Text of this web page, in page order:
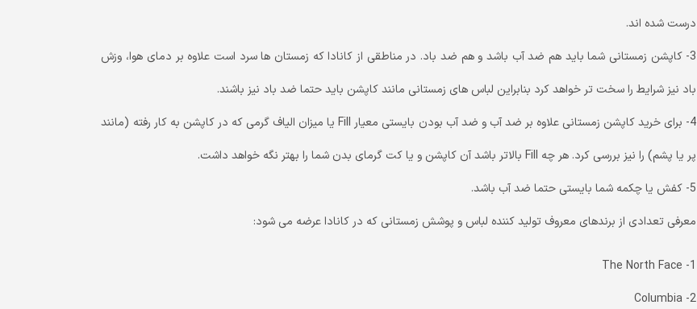
درست شده اند.
3- کاپشن زمستانی شما باید هم ضد آب باشد و هم ضد باد. در مناطقی از کانادا که زمستان ها سرد است علاوه بر دمای هوا، وزش
باد نیز شرایط را سخت تر خواهد کرد بنابراین لباس های زمستانی مانند کاپشن باید حتما ضد باد نیز باشند.
4- برای خرید کاپشن زمستانی علاوه بر ضد آب و ضد آب بودن بایستی معیار Fill یا میزان الیاف گرمی که در کاپشن به کار رفته (مانند
پر یا پشم) را نیز بررسی کرد. هر چه Fill بالاتر باشد آن کاپشن و یا کت گرمای بدن شما را بهتر نگه خواهد داشت.
5- کفش یا چکمه شما بایستی حتما ضد آب باشد.
معرفی تعدادی از برندهای معروف تولید کننده لباس و پوشش زمستانی که در کانادا عرضه می شود:
1- The North Face
2- Columbia